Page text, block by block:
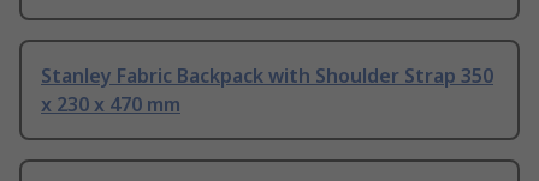
Stanley Fabric Backpack with Shoulder Strap 350
x 230 x 470 mm